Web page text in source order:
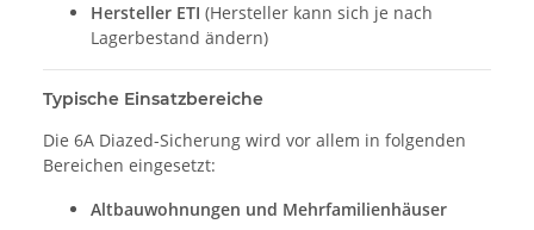
Hersteller ETI (Hersteller kann sich je nach
Lagerbestand ändern)
Typische Einsatzbereiche
Die 6A Diazed-Sicherung wird vor allem in folgenden
Bereichen eingesetzt:
Altbauwohnungen und Mehrfamilienhäuser